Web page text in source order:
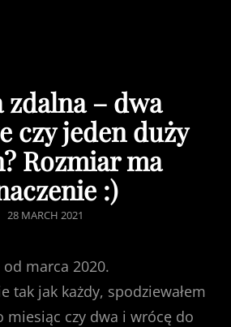
zdalna – dwa
czy jeden duży
Rozmiar ma
:)
POSTED
28 MARCH 2021
marca 2020.
tak jak każdy, spodziewałem
miesiąc czy dwa i wrócę do